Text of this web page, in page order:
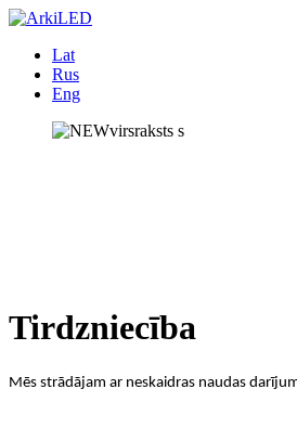
Lat
Rus
Eng
Tirdzniecība
Mēs strādājam ar neskaidras naudas